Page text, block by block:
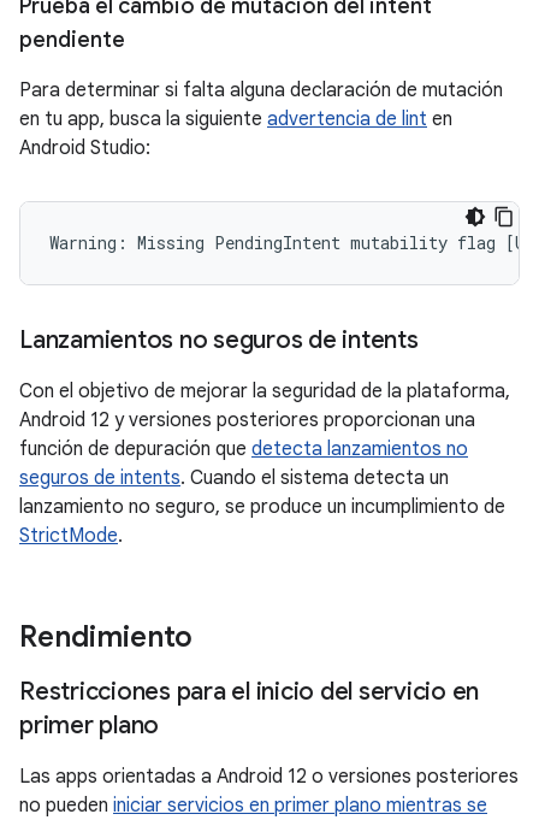
Prueba el cambio de mutación del intent
pendiente
Para determinar si falta alguna declaración de mutación
en tu app, busca la siguiente advertencia de lint en
Android Studio:
Lanzamientos no seguros de intents
Con el objetivo de mejorar la seguridad de la plataforma,
Android 12 y versiones posteriores proporcionan una
función de depuración que detecta lanzamientos no
seguros de intents. Cuando el sistema detecta un
lanzamiento no seguro, se produce un incumplimiento de
StrictMode.
Rendimiento
Restricciones para el inicio del servicio en
primer plano
Las apps orientadas a Android 12 o versiones posteriores
no pueden iniciar servicios en primer plano mientras se